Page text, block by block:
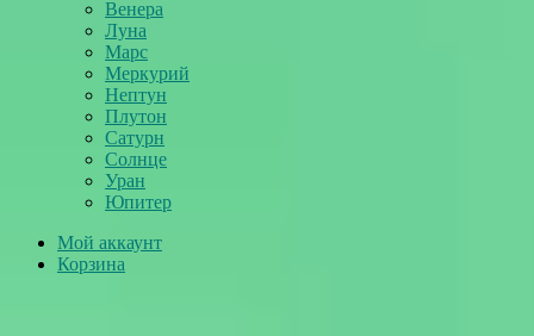
Венера
Луна
Марс
Меркурий
Нептун
Плутон
Сатурн
Солнце
Уран
Юпитер
Мой аккаунт
Корзина